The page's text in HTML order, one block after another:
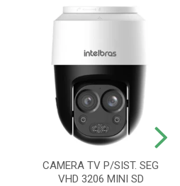
CAMERA TV P/SIST. SEG
VHD 3206 MINI SD